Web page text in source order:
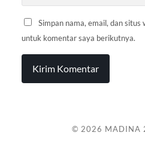
Simpan nama, email, dan
untuk komentar saya berikutnya.
© 2026 MADINA